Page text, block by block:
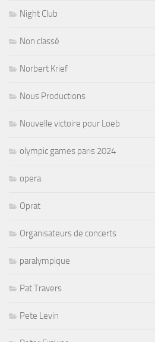
Night Club
Non classé
Norbert Krief
Nous Productions
Nouvelle victoire pour Loeb
olympic games paris 2024
opera
Oprat
Organisateurs de concerts
paralympique
Pat Travers
Pete Levin